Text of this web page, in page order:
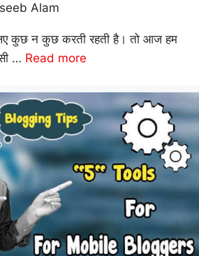
Alam
कुछ न कुछ करती रहती है। तो आज हम
… Read more